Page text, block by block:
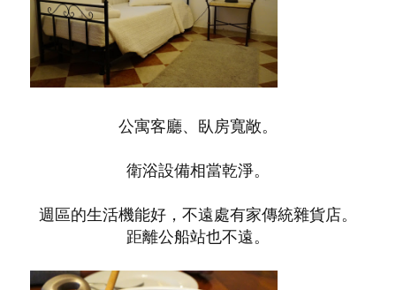
公寓客廳、臥房寬敞。
衛浴設備相當乾淨。
週區的生活機能好，不遠處有家傳統雜貨店。
距離公船站也不遠。